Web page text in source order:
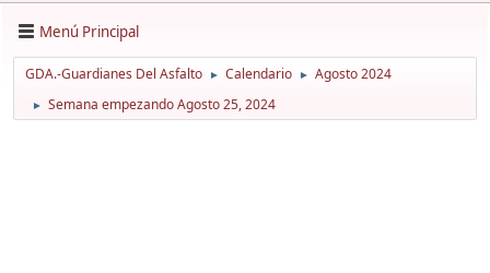
Menú Principal
GDA.-Guardianes Del Asfalto ► Calendario ► Agosto 2024
► Semana empezando Agosto 25, 2024